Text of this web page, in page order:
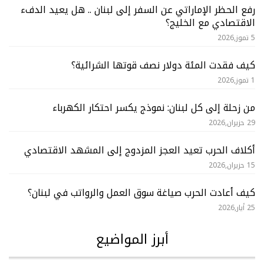
رفع الحظر الإماراتي عن السفر إلى لبنان .. هل يعيد الدفء
الاقتصادي مع الخليج؟
5 تموز,2026
كيف فقدت المئة دولار نصف قوتها الشرائية؟
1 تموز,2026
من زحلة إلى كل لبنان: نموذج يكسر احتكار الكهرباء
29 حزيران,2026
أكلاف الحرب تعيد العجز المزدوج إلى المشهد الاقتصادي
15 حزيران,2026
كيف أعادت الحرب صياغة سوق العمل والرواتب في لبنان؟
25 أيار,2026
أبرز المواضيع